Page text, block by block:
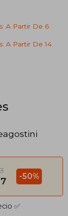
A Partir De 6
A Partir De 14
-50%
✅